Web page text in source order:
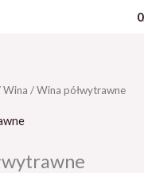
Wina / Wina półwytrawne